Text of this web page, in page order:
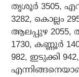
തൃശൂര്‍ 3505,
3282, കൊല്ലം
ആലപ്പുഴ 2055,
1730, കണ്ണൂര്‍
982, ഇടുക്കി